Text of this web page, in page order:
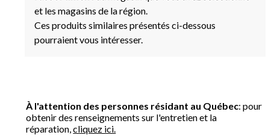
et les magasins de la région.
Ces produits similaires présentés ci-dessous
pourraient vous intéresser.
À l'attention des personnes résidant au Québec: pour
obtenir des renseignements sur l'entretien et la
réparation,cliquez ici.